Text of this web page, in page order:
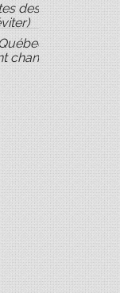
des vendeurs
: comment
changé depuis la